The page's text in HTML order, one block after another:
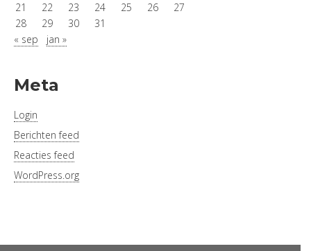
21
22 23 24 25 26
27
28
29 30
31
« sep
jan »
Meta
Login
Berichten feed
Reacties feed
WordPress.org